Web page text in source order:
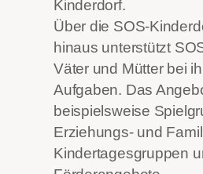
Kinderdorf.
Über die SOS-
hinaus unterstützt
Väter und Mütter bei
Aufgaben. Das
beispielsweise
Erziehungs- und
Kindertagesgruppen